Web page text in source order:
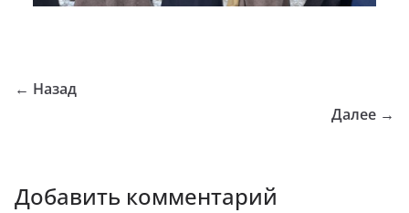
← Назад
Далее →
Добавить комментарий